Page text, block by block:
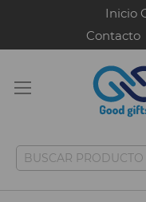
Inicio
Contacto